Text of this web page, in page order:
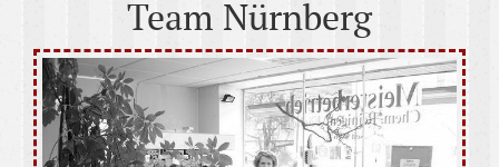
Team Nürnberg